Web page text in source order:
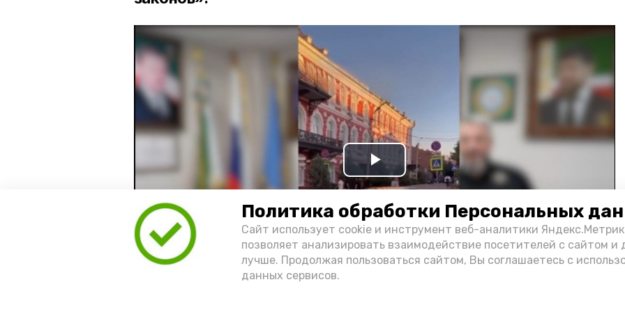
Политика обработки Персональных
Сайт использует cookie и инструмент веб-аналитики
позволяет анализировать взаимодействие посетителей с сайтом и
лучше. Продолжая пользоваться сайтом, Вы соглашаетесь с
данных сервисов.
Play
Video